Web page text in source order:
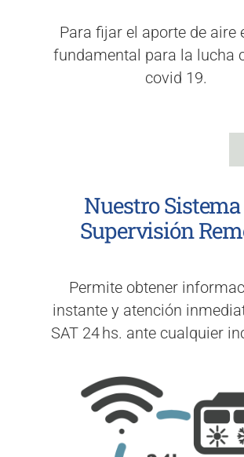
Para fijar el aporte de aire
fundamental para la lucha
covid 19.
Nuestro
Supervisión
Permite obtener
instante y atención
SAT 24 hs. ante cualquier